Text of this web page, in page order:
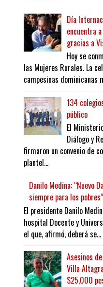
Día
encuentra
gracias a
Hoy se
las Mujeres Rurales. La
campesinas dominicanas
134
público
El
Diálogo y
firmaron un convenio de
plantel...
Danilo Medina: “Nuevo
siempre para los pobres”
El presidente Danilo
hospital Docente y
el que, afirmó, deberá se...
Asesinos
Villa
$25,000